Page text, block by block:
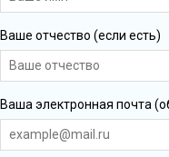
Ваше отчество (если есть)
Ваша электронная почта